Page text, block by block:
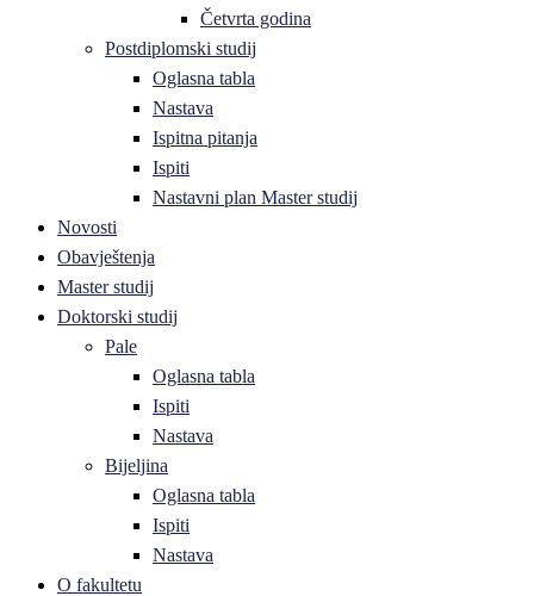
Četvrta godina
Postdiplomski studij
Oglasna tabla
Nastava
Ispitna pitanja
Ispiti
Nastavni plan Master studij
Novosti
Obavještenja
Master studij
Doktorski studij
Pale
Oglasna tabla
Ispiti
Nastava
Bijeljina
Oglasna tabla
Ispiti
Nastava
O fakultetu